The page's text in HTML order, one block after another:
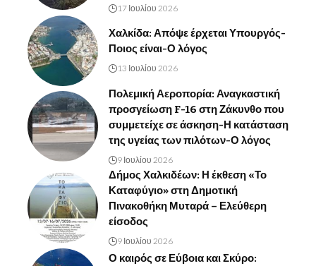
17 Ιουλίου 2026
Χαλκίδα: Απόψε έρχεται Υπουργός-
Ποιος είναι-Ο λόγος
13 Ιουλίου 2026
Πολεμική Αεροπορία: Αναγκαστική
προσγείωση F-16 στη Ζάκυνθο που
συμμετείχε σε άσκηση-Η κατάσταση
της υγείας των πιλότων-Ο λόγος
9 Ιουλίου 2026
Δήμος Χαλκιδέων: Η έκθεση «Το
Καταφύγιο» στη Δημοτική
Πινακοθήκη Μυταρά – Ελεύθερη
είσοδος
9 Ιουλίου 2026
Ο καιρός σε Εύβοια και Σκύρο: